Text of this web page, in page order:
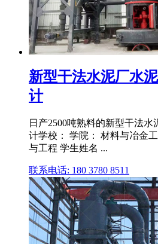
新型干法水泥厂水
计
日产2500吨熟料的新型干法
计学校： 学院： 材料与冶金
与工程 学生姓名 ...
联系电话: 180 3780 8511